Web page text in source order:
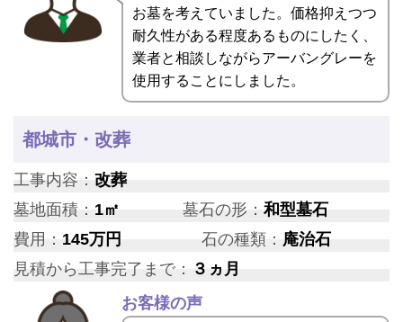
お墓を考えていました。価格抑えつつ
耐久性がある程度あるものにしたく、
業者と相談しながらアーバングレーを
使用することにしました。
都城市・改葬
工事内容： 改葬
墓地面積： 1㎡ 墓石の形：和型墓石
費用： 145万円 石の種類： 庵治石
見積から工事完了まで： ３ヵ月
お客様の声